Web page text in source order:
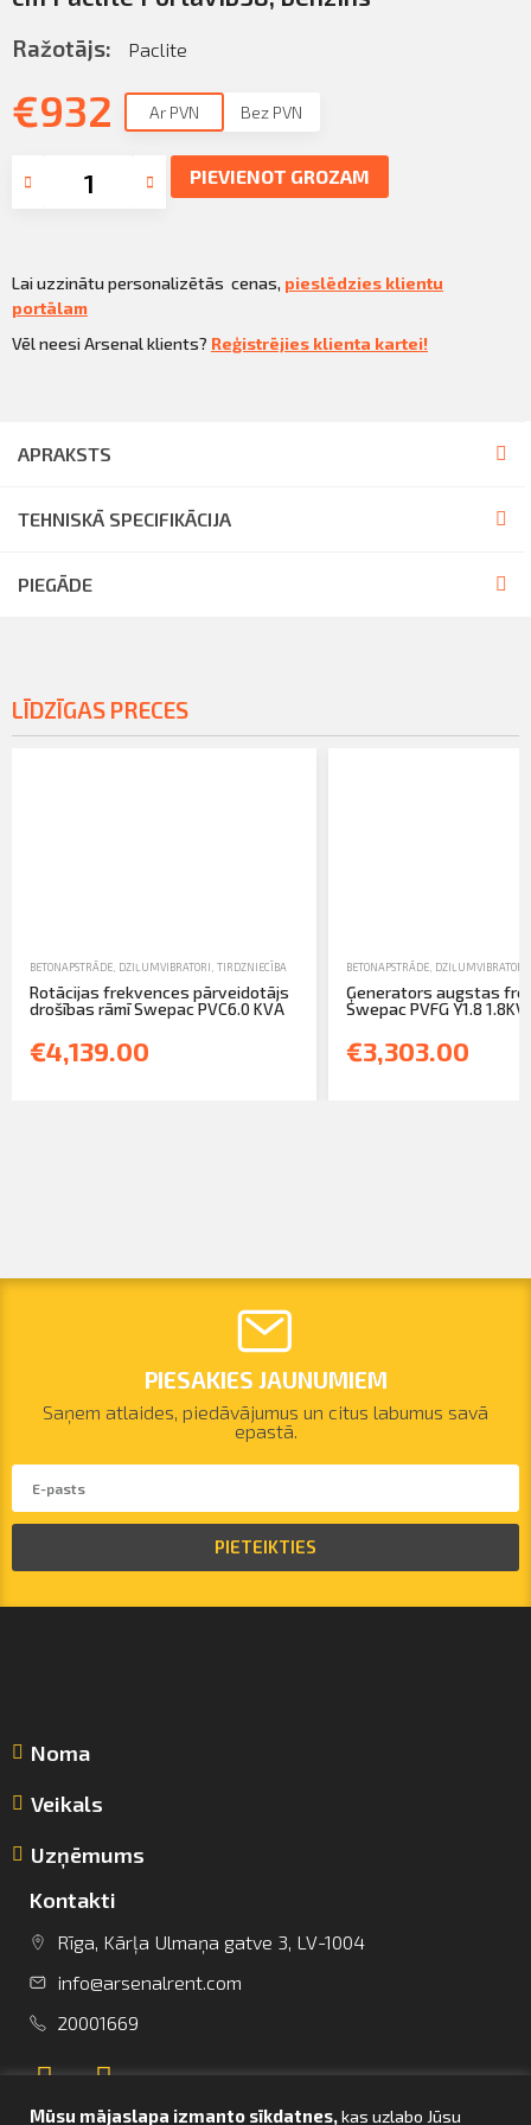
KLIENTU PORTĀLS
KĻŪT PAR KLIENTU
info@arsenalrent.com
+37120001669
Iziet
Ražotājs: Paclite
€932 Ar PVN Bez PVN
PIEVIENOT GROZAM
Lai uzzinātu personalizētās cenas, pieslēdzies klientu
portālam
Vēl neesi Arsenal klients? Reģistrējies klienta kartei!
APRAKSTS
TEHNISKĀ SPECIFIKĀCIJA
PIEGĀDE
LĪDZĪGAS PRECES
BETONAPSTRĀDE DZIĻUMVIBRATORI TIRDZNIECĪBA
Rotācijas frekvences pārveidotājs
drošības rāmī Swepac PVC6.0 KVA
€4,139.00
BETONAPSTRĀDE, DZIĻUMVIBRATORI
Ģenerators augstas
Swepac PVFG Y1.8
€3,303.00
PIESAKIES JAUNUMIEM
Saņem atlaides, piedāvājumus un citus labumus savā
epastā.
PIETEIKTIES
Noma
Veikals
Uzņēmums
Kontakti
Rīga, Kārļa Ulmaņa gatve 3, LV-1004
info@arsenalrent.com
20001669
Mūsu mājaslapa izmanto sīkdatnes,kas uzlabo Jūsu